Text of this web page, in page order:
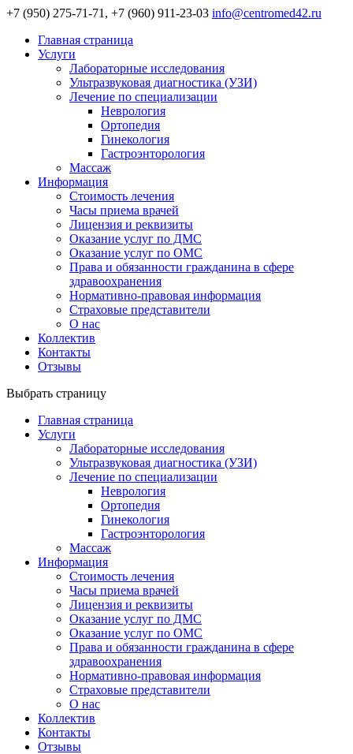
+7 (950) 275-71-71, +7 (960) 911-23-03 info@centromed42.ru
Главная страница
Услуги
Лабораторные исследования
Ультразвуковая диагностика (УЗИ)
Лечение по специализации
Неврология
Ортопедия
Гинекология
Гастроэнторология
Массаж
Информация
Стоимость лечения
Часы приема врачей
Лицензия и реквизиты
Оказание услуг по ДМС
Оказание услуг по ОМС
Права и обязанности гражданина в сфере
здравоохранения
Нормативно-правовая информация
Страховые представители
О нас
Коллектив
Контакты
Отзывы
Выбрать страницу
Главная страница
Услуги
Лабораторные исследования
Ультразвуковая диагностика (УЗИ)
Лечение по специализации
Неврология
Ортопедия
Гинекология
Гастроэнторология
Массаж
Информация
Стоимость лечения
Часы приема врачей
Лицензия и реквизиты
Оказание услуг по ДМС
Оказание услуг по ОМС
Права и обязанности гражданина в сфере
здравоохранения
Нормативно-правовая информация
Страховые представители
О нас
Коллектив
Контакты
Отзывы